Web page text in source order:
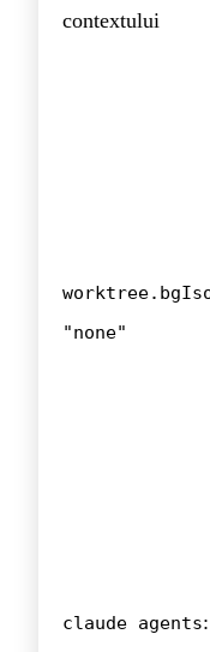
contextului
"none"
claude agents